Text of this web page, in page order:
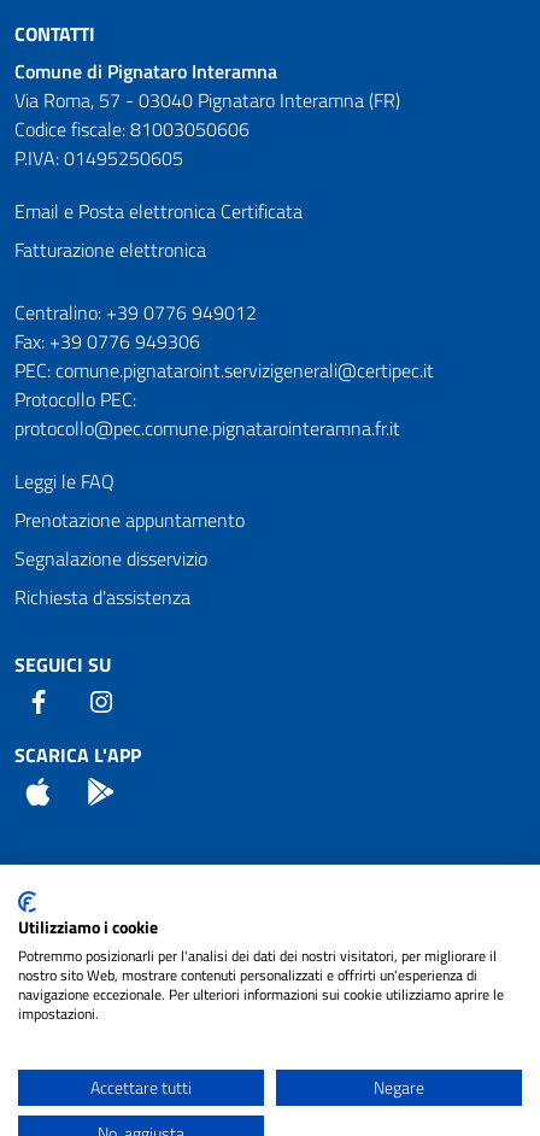
CONTATTI
Comune di Pignataro Interamna
Via Roma, 57 - 03040 Pignataro Interamna (FR)
Codice fiscale: 81003050606
P.IVA: 01495250605
Email e Posta elettronica Certificata
Fatturazione elettronica
Numeri utili
Centralino: +39 0776 949012
Fax: +39 0776 949306
PEC: comune.pignataroint.servizigenerali@certipec.it
Protocollo PEC:
protocollo@pec.comune.pignatarointeramna.fr.it
Leggi le FAQ
Prenotazione appuntamento
Segnalazione disservizio
Richiesta d'assistenza
SEGUICI SU
Facebook
SCARICA L'APP
App Store
Attuazione Misure PNRR
Piano di miglioramento del sito
Note legali
cura diNET SMART
Utilizziamo i cookie
Potremmo posizionarli per l'analisi dei dati dei nostri visitatori, per migliorare il
nostro sito Web, mostrare contenuti personalizzati e offrirti un'esperienza di
navigazione eccezionale. Per ulteriori informazioni sui cookie utilizziamo aprire le
impostazioni.
Accettare tutti
Negare